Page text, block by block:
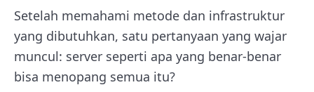
Setelah memahami metode dan infrastruktur
yang dibutuhkan, satu pertanyaan yang wajar
muncul: server seperti apa yang benar-benar
bisa menopang semua itu?